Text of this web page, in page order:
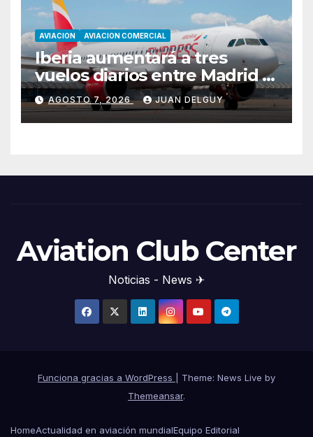
AVIACION AVIACION COMERCIAL
Iberia aumentará a tres
vuelos diarios entre Madrid y
Menorca durante el invierno
AGOSTO 7, 2026 JUAN DELGUY
Aviation Club Center
Noticias - News ✈
Funciona gracias a WordPress
Theme: News Live by
Themeansar.
HomeActualidad en aviación mundialEquipo Editorial